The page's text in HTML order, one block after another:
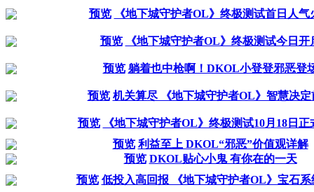
预览 《地下城守护者OL》终极测试首日人气
预览 《地下城守护者OL》终极测试今日开
预览 躺着也中枪啊！DKOL小登登邪恶登
预览 机关算尽 《地下城守护者OL》智慧决定
预览
《地下城守护者OL》终极测试10月18日正
预览 利益至上 DKOL“邪恶”价值观详解
预览 DKOL贴心小鬼 有你在的一天
预览 低投入高回报 《地下城守护者OL》宝石系